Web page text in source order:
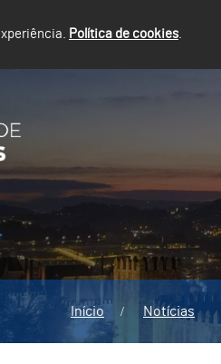
Política de cookies.
Início Notícias